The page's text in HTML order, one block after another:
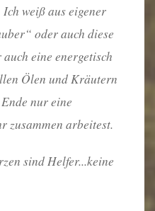
Ich weiß aus eigener
oder auch diese
eine energetisch
Ölen und Kräutern
nur eine
zusammen arbeitest.
sind Helfer...keine